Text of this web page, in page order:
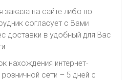
на сайте либо по
согласует с Вами
доставки в удобный для Вас
нахождения интернет-
сети – 5 дней с